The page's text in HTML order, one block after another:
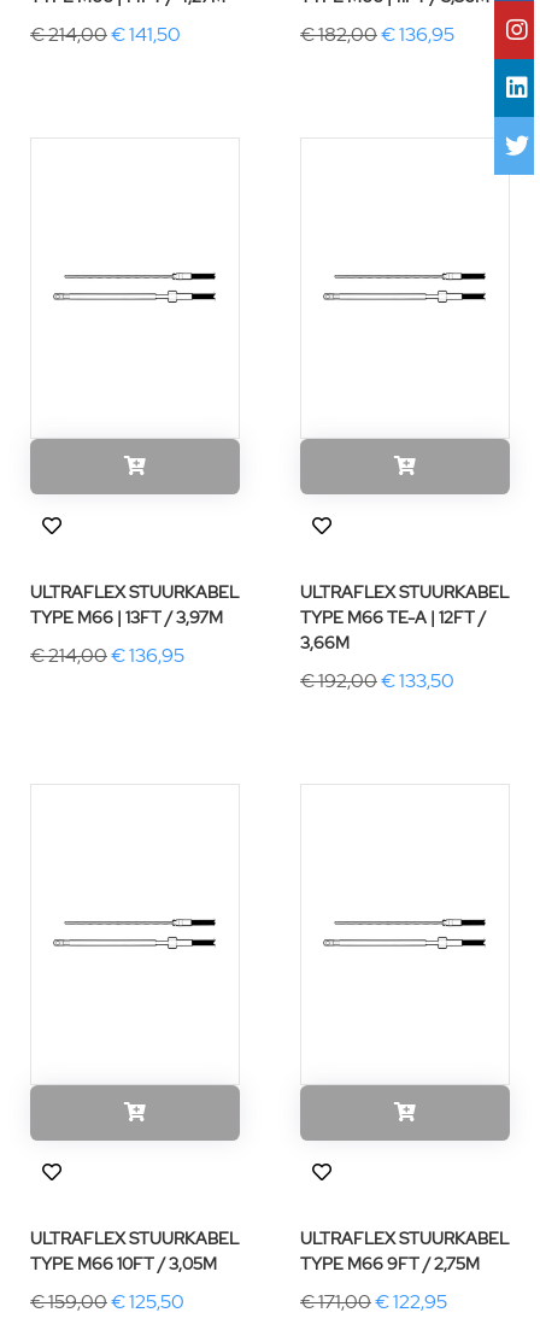
€ 214,00€ 141,50 € 182,00€ 136,95
ULTRAFLEX STUURKABEL
TYPE M66 | 13FT / 3,97M
€ 214,00€ 136,95
ULTRAFLEX STUURKABEL
TYPE M66 TE-A | 12FT /
3,66M
€ 192,00€ 133,50
ULTRAFLEX STUURKABEL
TYPE M66 10FT / 3,05M
€ 159,00€ 125,50
ULTRAFLEX STUURKABEL
TYPE M66 9FT / 2,75M
€ 171,00€ 122,95